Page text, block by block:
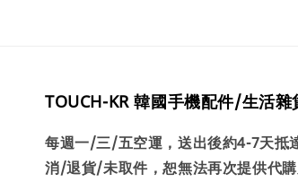
TOUCH-KR 韓國手機配件/生活雜
每週一/三/五空運，送出後約4-7天抵
消/退貨/未取件，恕無法再次提供代購